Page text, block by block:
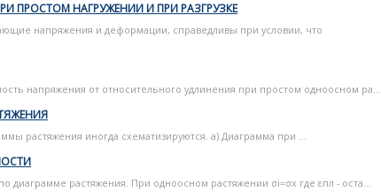
ПРОСТОМ НАГРУЖЕНИИ И ПРИ РАЗГРУЗКЕ
напряжения и деформации, справедливы при условии, что
напряжения от относительного удлинения при простом одноосном ра...
растяжения иногда схематизируются. а) Диаграмма при ...
диаграмме растяжения. При одноосном растяжении σi=σx где εпл - оста...